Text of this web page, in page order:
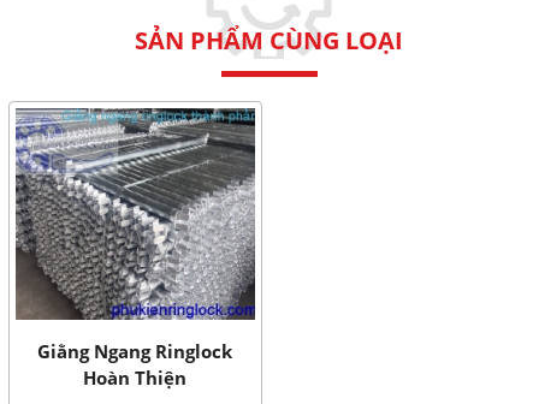
SẢN PHẨM CÙNG LOẠI
Giằng Ngang Ringlock
Hoàn Thiện